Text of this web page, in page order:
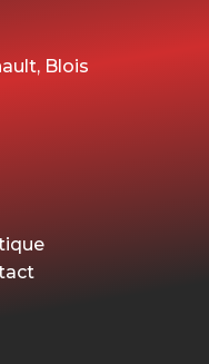
Blois